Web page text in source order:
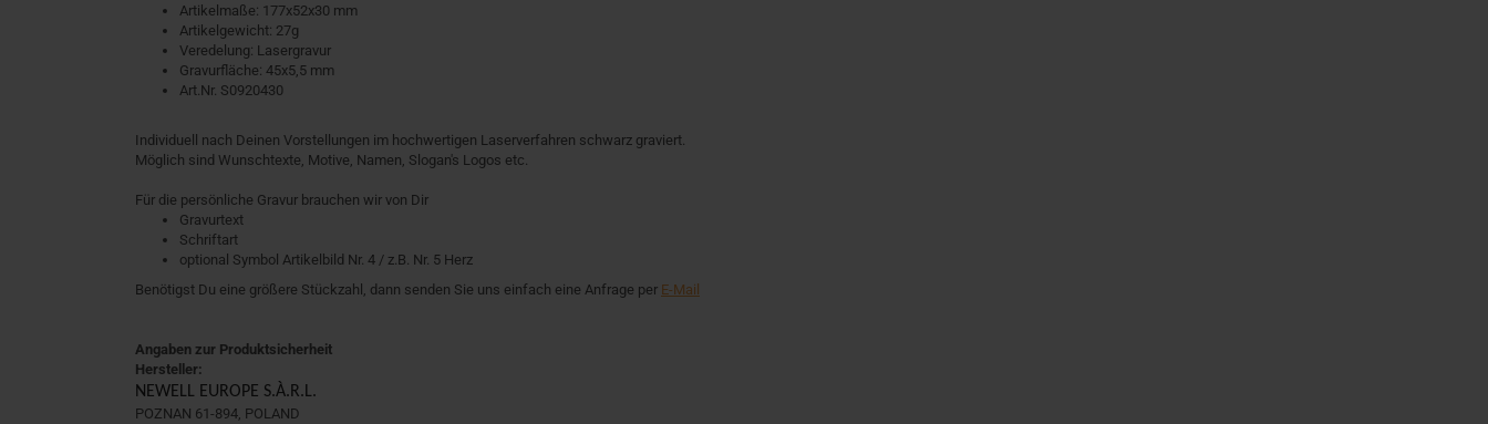
Artikelmaße: 177x52x30 mm
Artikelgewicht: 27g
Veredelung: Lasergravur
Gravurfläche: 45x5,5 mm
Art.Nr. S0920430
Individuell nach Deinen Vorstellungen im hochwertigen Laserverfahren schwarz graviert.
Möglich sind Wunschtexte, Motive, Namen, Slogan's Logos etc.
Für die persönliche Gravur brauchen wir von Dir
Gravurtext
Schriftart
optional Symbol Artikelbild Nr. 4 / z.B. Nr. 5 Herz
Benötigst Du eine größere Stückzahl, dann senden Sie uns einfach eine Anfrage per E-Mail
Angaben zur Produktsicherheit
Hersteller:
NEWELL EUROPE S.À.R.L.
POZNAN 61-894, POLAND